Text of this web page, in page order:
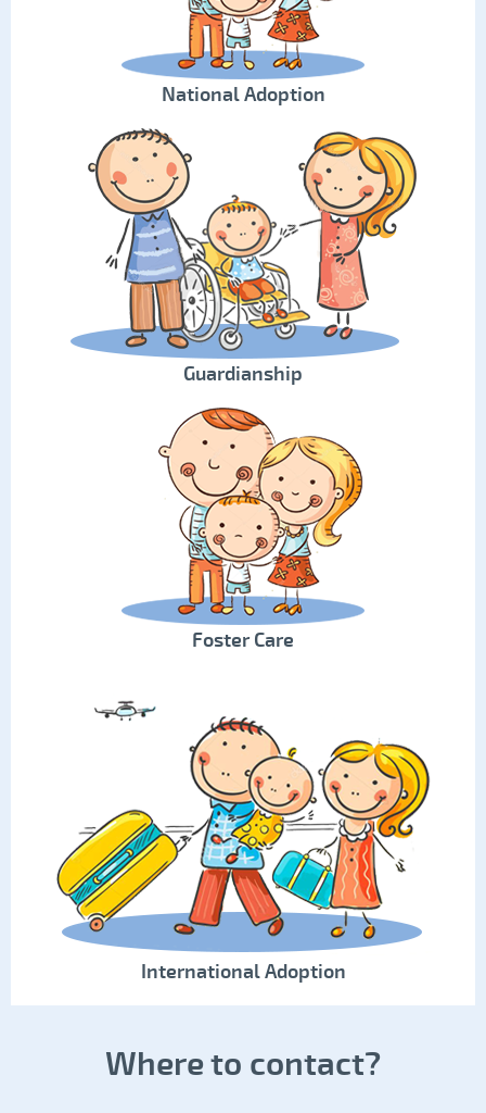
National Adoption
Guardianship
Foster Care
International Adoption
Where to contact?